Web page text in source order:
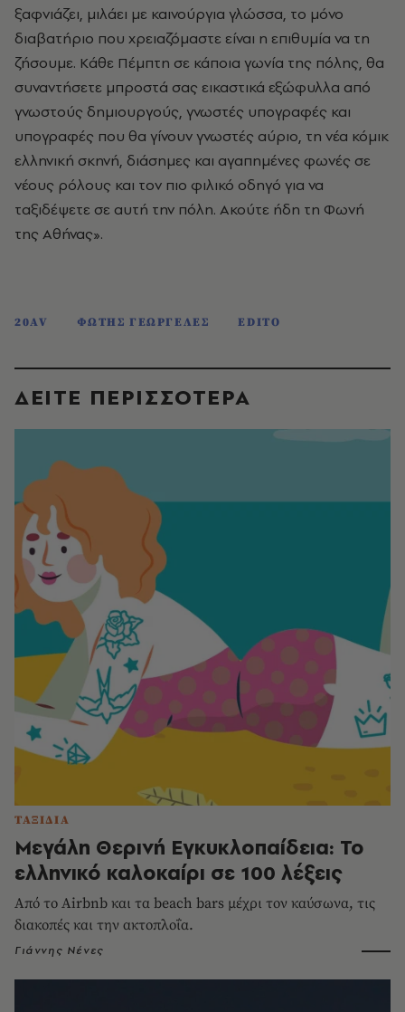
ξαφνιάζει, μιλάει με καινούργια γλώσσα, το μόνο
διαβατήριο που χρειαζόμαστε είναι η επιθυμία να τη
ζήσουμε. Kάθε Πέμπτη σε κάποια γωνία της πόλης, θα
συναντήσετε μπροστά σας εικαστικά εξώφυλλα από
γνωστούς δημιουργούς, γνωστές υπογραφές και
υπογραφές που θα γίνουν γνωστές αύριο, τη νέα κόμικ
ελληνική σκηνή, διάσημες και αγαπημένες φωνές σε
νέους ρόλους και τον πιο φιλικό οδηγό για να
ταξιδέψετε σε αυτή την πόλη. Aκούτε ήδη τη Φωνή
της Aθήνας».
20AV ΦΩΤΗΣ ΓΕΩΡΓΕΛΕΣ EDITO
ΔΕΙΤΕ ΠΕΡΙΣΣΟΤΕΡΑ
ΤΑΞΙΔΙΑ
Μεγάλη Θερινή Εγκυκλοπαίδεια: Το
ελληνικό καλοκαίρι σε 100 λέξεις
Από το Airbnb και τα beach bars μέχρι τον καύσωνα, τις
διακοπές και την ακτοπλοΐα.
Γιάννης Νένες